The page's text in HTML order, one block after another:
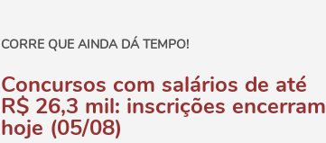
CORRE QUE AINDA DÁ TEMPO!
Concursos com salários de até
R$ 26,3 mil: inscrições encerram
hoje (05/08)